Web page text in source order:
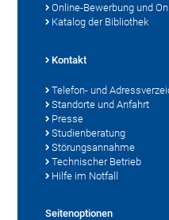
Online-Bewerbung und
Katalog der Bibliothek
Kontakt
Telefon- und
Standorte und Anfahrt
Presse
Studienberatung
Störungsannahme
Technischer Betrieb
Hilfe im Notfall
Seitenoptionen